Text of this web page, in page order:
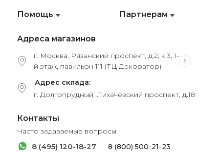
Помощь Партнерам
Адреса магазинов
г. Москва, Рязанский проспект, д.2, к.3, 1-
й этаж, павильон 111 (ТЦ Декоратор)
Адрес склада:
г. Долгопрудный, Лихачевский проспект, д.18
Контакты
Часто задаваемые вопросы
8 (495) 120-18-27 8 (800) 500-21-23